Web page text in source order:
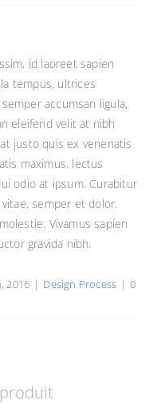
id laoreet sapien
tempus, ultrices
accumsan ligula,
eleifend velit at nibh
justo quis ex venenatis
maximus, lectus
odio at ipsum. Curabitur
semper et dolor.
Vivamus sapien
gravida nibh.
2016 | Design Process | 0